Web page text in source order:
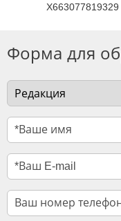
X663077819329
Форма для